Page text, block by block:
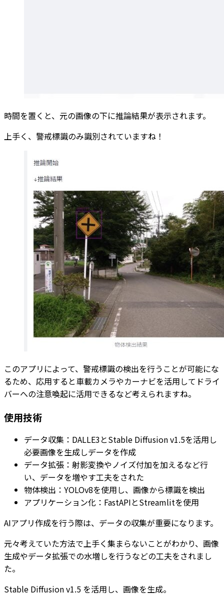
時間を置くと、元の画像の下に推論結果が表示されます。
上手く、警戒標識のみ識別されていますね！
このアプリによって、警戒標識の検出を行うことが可能にな
るため、応用すると車載カメラやカーナビを活用してドライ
バーへの注意喚起に活用できるなど考えられますね。
使用技術
データ収集：DALLE3とStable Diffusion v1.5を活用し
必要画像を生成しデータを作成
データ拡張：射影変換やノイズ付加を加えるなど行
い、データを増やす工夫をされた
物体検出：YOLOv8を使用し、画像から標識を検出
アプリケーション化：FastAPIとStreamlitを使用
AIアプリ作成を行う際は、データの収集が重要になります。
元々考えていた方法で上手く集まらないことがわかり、画像
生成やデータ拡張での水増しを行うなどの工夫をされまし
た。
Stable Diffusion v1.5 を活用し、画像を生成。